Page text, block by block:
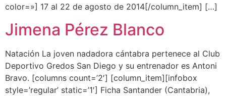
color=»] 17 al 22 de agosto de 2014[/column_item] […]
Jimena Pérez Blanco
Natación La joven nadadora cántabra pertenece al Club
Deportivo Gredos San Diego y su entrenador es Antoni
Bravo. [columns count=’2′] [column_item][infobox
style=’regular’ static=’1′] Ficha Santander (Cantabria),